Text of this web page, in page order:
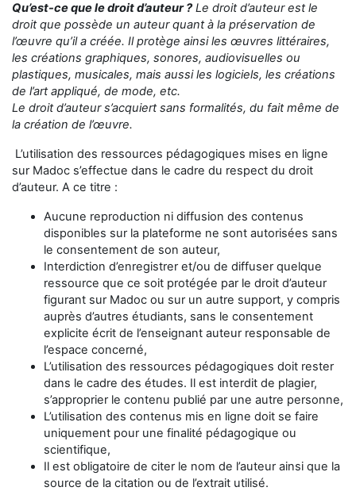
Qu’est-ce que le droit d’auteur ?Le droit d’auteur est le
droit que possède un auteur quant à la préservation de
l’œuvre qu’il a créée. Il protège ainsi les œuvres littéraires,
les créations graphiques, sonores, audiovisuelles ou
plastiques, musicales, mais aussi les logiciels, les créations
de l’art appliqué, de mode, etc.
Le droit d’auteur s’acquiert sans formalités, du fait même de
la création de l’œuvre.
L’utilisation des ressources pédagogiques mises en ligne
sur Madoc s’effectue dans le cadre du respect du droit
d’auteur. A ce titre :
Aucune reproduction ni diffusion des contenus
disponibles sur la plateforme ne sont autorisées sans
le consentement de son auteur,
Interdiction d’enregistrer et/ou de diffuser quelque
ressource que ce soit protégée par le droit d’auteur
figurant sur Madoc ou sur un autre support, y compris
auprès d’autres étudiants, sans le consentement
explicite écrit de l’enseignant auteur responsable de
l’espace concerné,
L’utilisation des ressources pédagogiques doit rester
dans le cadre des études. Il est interdit de plagier,
s’approprier le contenu publié par une autre personne,
L’utilisation des contenus mis en ligne doit se faire
uniquement pour une finalité pédagogique ou
scientifique,
Il est obligatoire de citer le nom de l’auteur ainsi que la
source de la citation ou de l’extrait utilisé.